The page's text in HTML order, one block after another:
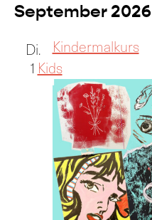
September 2026
Di.
1
Kindermalkurs
Kids